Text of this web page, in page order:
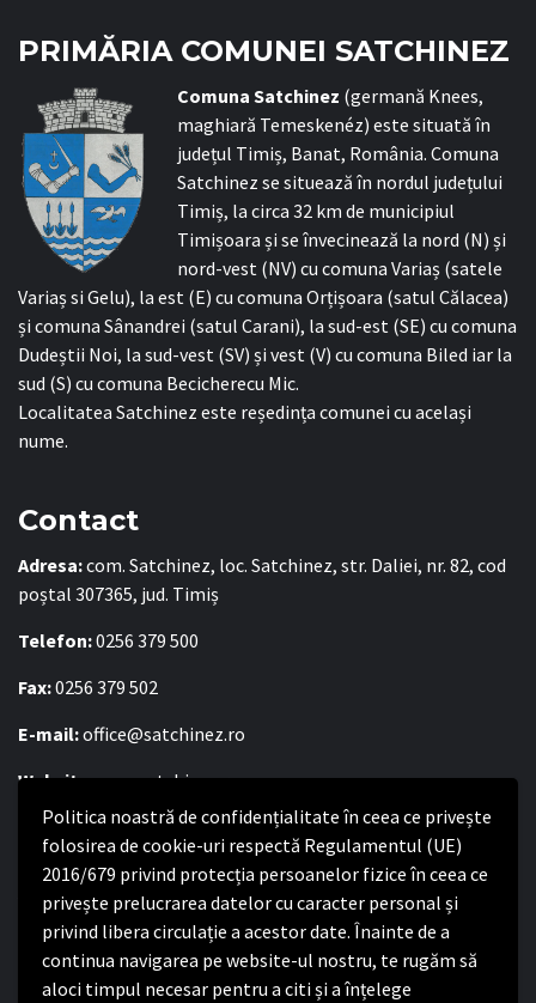
Politica noastră de confidențialitate în ceea ce privește
folosirea de cookie-uri respectă Regulamentul (UE)
2016/679 privind protecția persoanelor fizice în ceea ce
privește prelucrarea datelor cu caracter personal și
privind libera circulație a acestor date. Înainte de a
continua navigarea pe website-ul nostru, te rugăm să
aloci timpul necesar pentru a citi și a înțelege
PRIMĂRIA COMUNEI SATCHINEZ
Comuna Satchinez (germană Knees,
maghiară Temeskenéz) este situată în
județul Timiș, Banat, România. Comuna
Satchinez se situează în nordul județului
Timiș, la circa 32 km de municipiul
Timișoara și se învecinează la nord (N) și
nord-vest (NV) cu comuna Variaș (satele
Variaș si Gelu), la est (E) cu comuna Orțișoara (satul Călacea)
și comuna Sânandrei (satul Carani), la sud-est (SE) cu comuna
Dudeștii Noi, la sud-vest (SV) și vest (V) cu comuna Biled iar la
sud (S) cu comuna Becicherecu Mic.
Localitatea Satchinez este reședința comunei cu același
nume.
Contact
Adresa:com. Satchinez, loc. Satchinez, str. Daliei, nr. 82, cod
poștal 307365, jud. Timiș
Telefon:0256 379 500
Fax:0256 379 502
E-mail:office@satchinez.ro
Website:www.satchinez.ro
Program cu publicul:
Luni – Joi:8:00-16:30
Vineri:8:00 – 14:00
Politica de confidențialitate